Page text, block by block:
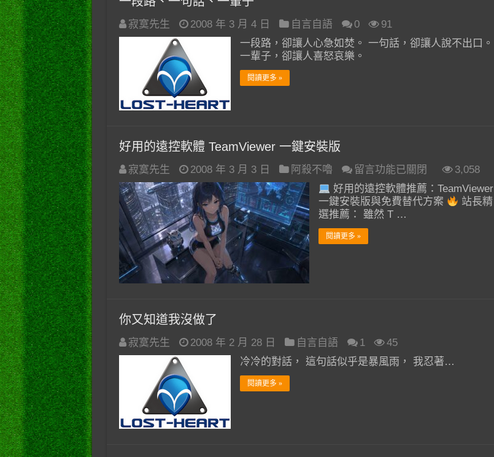
寂寞先生 2008 年 3 月 4 日 自言自語 0
91
一段路，卻讓人心急如焚。 一句話，卻讓人說不出口。
一輩子，卻讓人喜怒哀樂。
閱讀更多 »
好用的遠控軟體 TeamViewer 一鍵安裝版
寂寞先生 2008 年 3 月 3 日 阿殺不嚕
在
〈好
用
的
遠
控
裝
版〉
留言功能已關閉
3,058
好用的遠控軟體推薦：TeamViewer
一鍵安裝版與免費替代方案
站長精
選推薦： 雖然 T …
閱讀更多 »
你又知道我沒做了
寂寞先生 2008 年 2 月 28 日 自言自語 1
45
冷冷的對話， 這句話似乎是暴風雨， 我忍著…
閱讀更多 »